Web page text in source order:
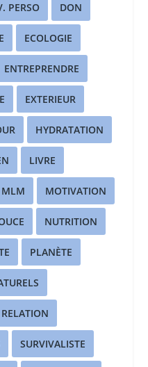
PERSO DON
ECOLOGIE
ENTREPRENDRE
EXTERIEUR
HYDRATATION
LIVRE
MLM MOTIVATION
NUTRITION
PLANÈTE
RELATION
SURVIVALISTE